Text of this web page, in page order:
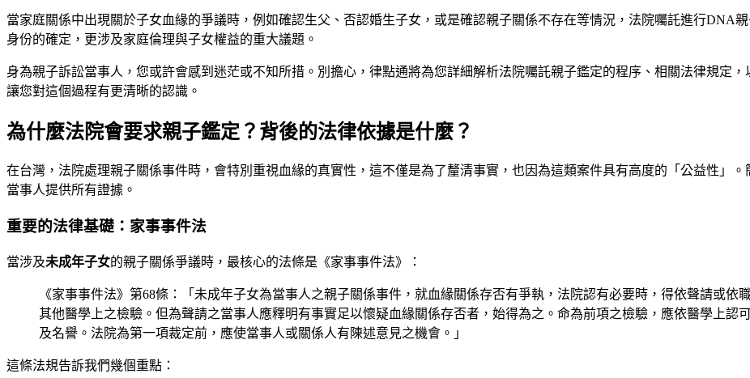
當家庭關係中出現關於子女血緣的爭議時，例如確認生父、否認婚生子女，或是確認親子關係不存在等情況，法院囑託進行DNA
身份的確定，更涉及家庭倫理與子女權益的重大議題。
身為親子訴訟當事人，您或許會感到迷茫或不知所措。別擔心，律點通將為您詳細解析法院囑託親子鑑定的程序、相關法律規定
讓您對這個過程有更清晰的認識。
為什麼法院會要求親子鑑定？背後的法律依據是什麼？
在台灣，法院處理親子關係事件時，會特別重視血緣的真實性，這不僅是為了釐清事實，也因為這類案件具有高度的「公益性」
當事人提供所有證據。
重要的法律基礎：家事事件法
當涉及未成年子女的親子關係爭議時，最核心的法條是《家事事件法》：
《家事事件法》第68條：「未成年子女為當事人之親子關係事件，就血緣關係存否有爭執，法院認有必要時，得依聲請或
其他醫學上之檢驗。但為聲請之當事人應釋明有事實足以懷疑血緣關係存否者，始得為之。命為前項之檢驗，應依醫學上認
及名譽。法院為第一項裁定前，應使當事人或關係人有陳述意見之機會。」
這條法規告訴我們幾個重點：